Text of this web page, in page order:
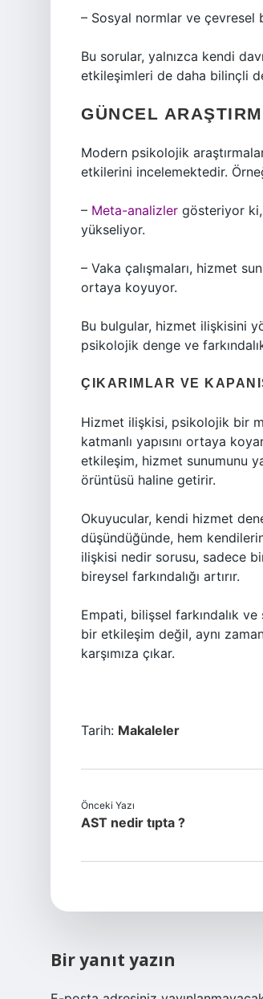
– Sosyal normlar ve çevresel
Bu sorular, yalnızca kendi
etkileşimleri de daha bilinçli
GÜNCEL
Modern psikolojik
etkilerini incelemektedir.
– Meta-analizler gösteriyor ki,
yükseliyor.
– Vaka çalışmaları, hizmet
ortaya koyuyor.
Bu bulgular, hizmet ilişkisini
psikolojik denge ve
ÇIKARIMLAR VE
Hizmet ilişkisi, psikolojik bir
katmanlı yapısını ortaya
etkileşim, hizmet sunumunu
örüntüsü haline getirir.
Okuyucular, kendi hizmet
düşündüğünde, hem
ilişkisi nedir sorusu, sadece
bireysel farkındalığı artırır.
Empati, bilişsel farkındalık
bir etkileşim değil, aynı
karşımıza çıkar.
Tarih: Makaleler
Önceki Yazı
AST nedir tıpta ?
Bir yanıt yazın